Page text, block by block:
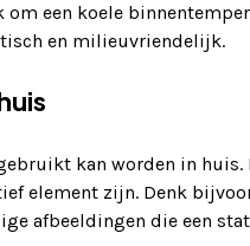
een koele
en milieuvriendelijk.
kan worden in
element zijn. Denk
afbeeldingen die een